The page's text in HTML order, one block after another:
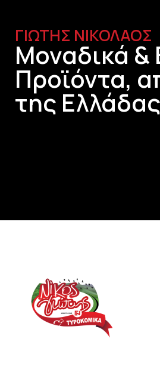
ΓΙΩΤΗΣ ΝΙΚΟΛΑΟΣ
Μοναδικά &
Προϊόντα,
της